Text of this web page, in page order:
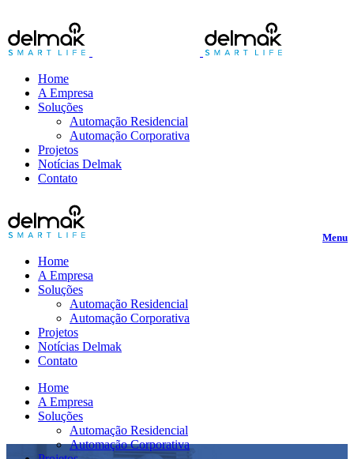
Home
A Empresa
Soluções
Automação Residencial
Automação Corporativa
Projetos
Notícias Delmak
Contato
Menu
Home
A Empresa
Soluções
Automação Residencial
Automação Corporativa
Projetos
Notícias Delmak
Contato
Home
A Empresa
Soluções
Automação Residencial
Automação Corporativa